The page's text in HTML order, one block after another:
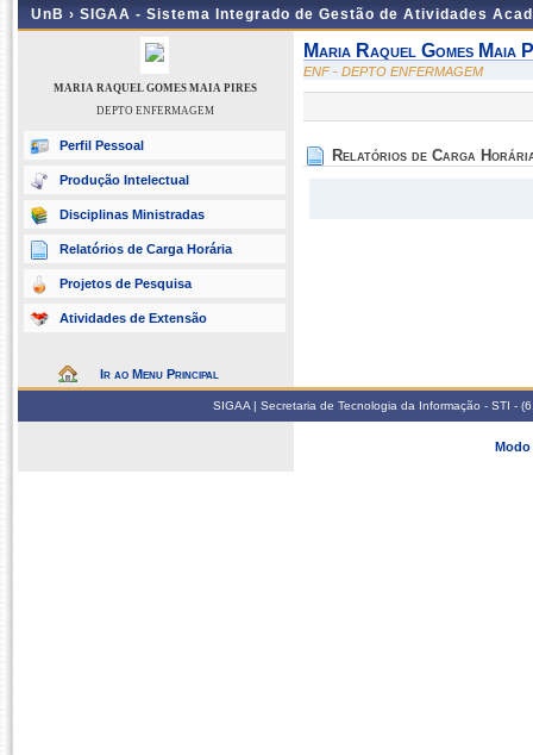
UnB › SIGAA - Sistema Integrado de Gestão de Atividades
MARIA RAQUEL GOMES MAIA PIRES
DEPTO ENFERMAGEM
Perfil Pessoal
Produção Intelectual
Disciplinas Ministradas
Relatórios de Carga Horária
Projetos de Pesquisa
Atividades de Extensão
Ir ao Menu Principal
Maria Raquel Gomes Maia
ENF - DEPTO ENFERMAGEM
Relatórios de Carga
SIGAA | Secretaria de Tecnologia da Informação - STI -
Modo